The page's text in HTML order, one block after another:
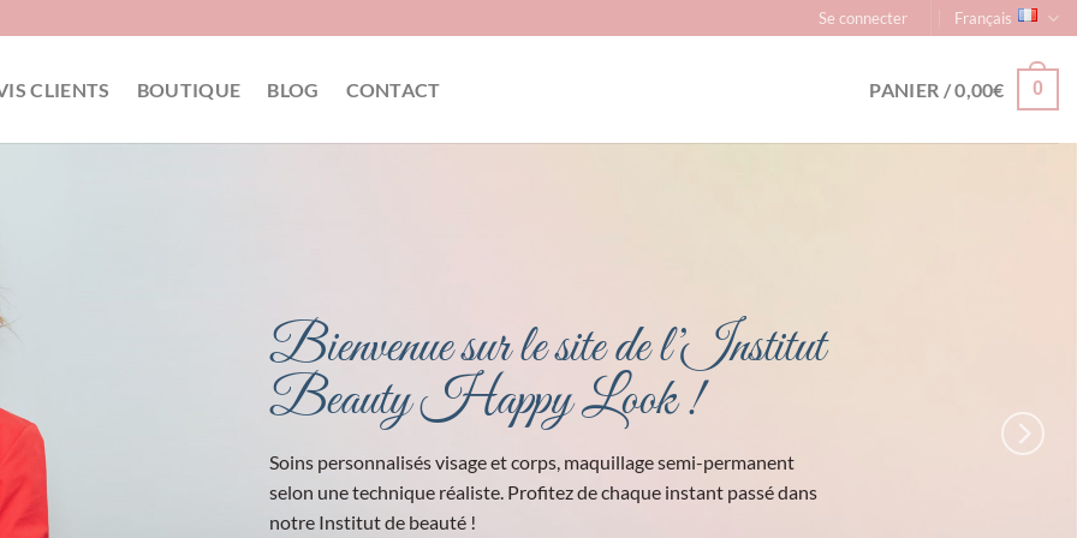
Se connecter Français
CLIENTS BOUTIQUE BLOG CONTACT PANIER /0,00€ 0
L’espace de massage et du Bien-Être
Ambiance zen, bougies, musique relaxante, senteurs qui vous
voyager…
Pour seul but, vous faire oublier votre quotidien, vous détendre et libérer votre
esprit…